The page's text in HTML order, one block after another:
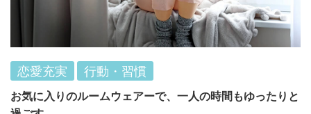
恋愛充実 行動・習慣
お気に入りのルームウェアーで、一人の時間もゆったりと